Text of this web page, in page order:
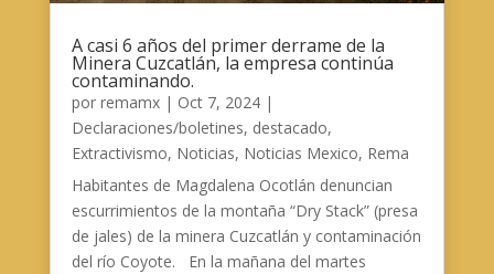
A casi 6 años del primer derrame de la
Minera Cuzcatlán, la empresa continúa
contaminando.
por remamx| Oct 7, 2024|
Declaraciones/boletines, destacado,
Extractivismo, Noticias, Noticias Mexico, Rema
Habitantes de Magdalena Ocotlán denuncian
escurrimientos de la montaña “Dry Stack” (presa
de jales) de la minera Cuzcatlán y contaminación
del río Coyote. En la mañana del martes